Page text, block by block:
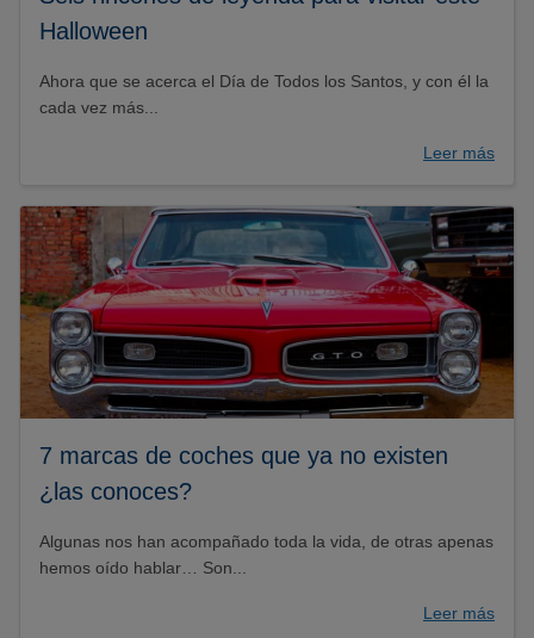
Halloween
Ahora que se acerca el Día de Todos los Santos, y con él la
cada vez más...
Leer más
7 marcas de coches que ya no existen
¿las conoces?
Algunas nos han acompañado toda la vida, de otras apenas
hemos oído hablar… Son...
Leer más